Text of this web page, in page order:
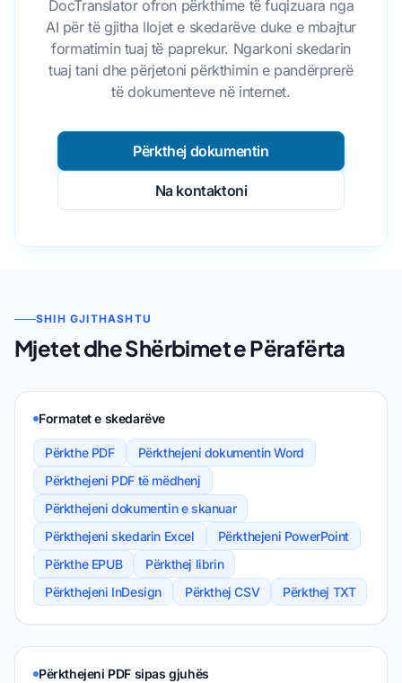
DocTranslator ofron përkthime të fuqizuara nga
AI për të gjitha llojet e skedarëve duke e mbajtur
formatimin tuaj të paprekur. Ngarkoni skedarin
tuaj tani dhe përjetoni përkthimin e pandërprerë
të dokumenteve në internet.
Përkthej dokumentin
Na kontaktoni
SHIH GJITHASHTU
Mjetet dhe Shërbimet e Përafërta
Formatet e skedarëve
Përkthe PDF
Përkthejeni dokumentin Word
Përkthejeni PDF të mëdhenj
Përkthejeni dokumentin e skanuar
Përkthejeni skedarin Excel
Përkthejeni PowerPoint
Përkthe EPUB
Përkthej librin
Përkthejeni InDesign
Përkthej CSV Përkthej TXT
Përkthejeni PDF sipas gjuhës